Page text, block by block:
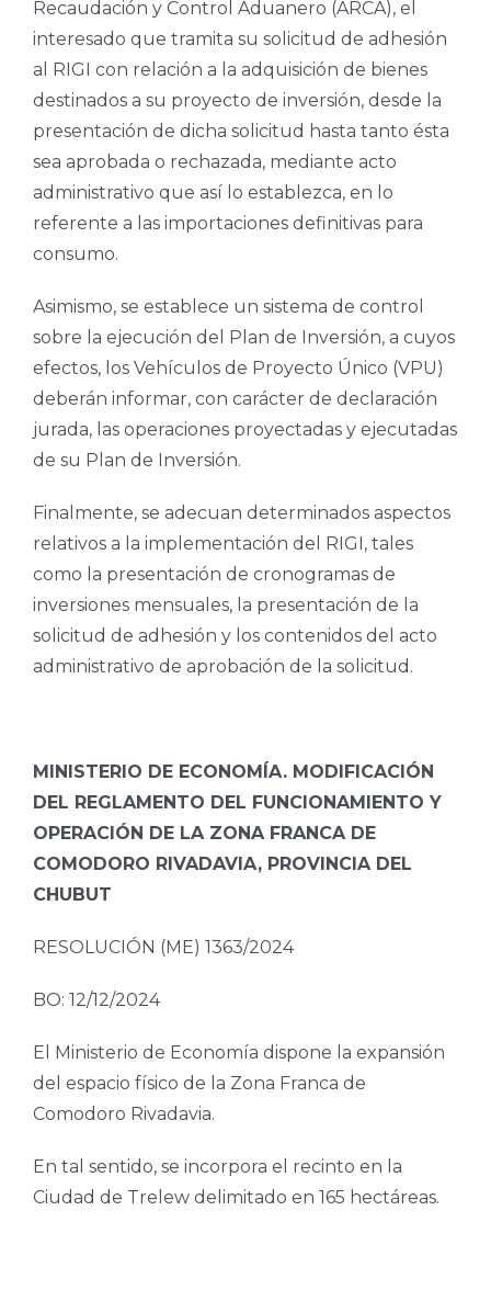
Recaudación y Control Aduanero (ARCA), el
interesado que tramita su solicitud de adhesión
al RIGI con relación a la adquisición de bienes
destinados a su proyecto de inversión, desde la
presentación de dicha solicitud hasta tanto ésta
sea aprobada o rechazada, mediante acto
administrativo que así lo establezca, en lo
referente a las importaciones definitivas para
consumo.
Asimismo, se establece un sistema de control
sobre la ejecución del Plan de Inversión, a cuyos
efectos, los Vehículos de Proyecto Único (VPU)
deberán informar, con carácter de declaración
jurada, las operaciones proyectadas y ejecutadas
de su Plan de Inversión.
Finalmente, se adecuan determinados aspectos
relativos a la implementación del RIGI, tales
como la presentación de cronogramas de
inversiones mensuales, la presentación de la
solicitud de adhesión y los contenidos del acto
administrativo de aprobación de la solicitud.
MINISTERIO DE ECONOMÍA. MODIFICACIÓN
DEL REGLAMENTO DEL FUNCIONAMIENTO Y
OPERACIÓN DE LA ZONA FRANCA DE
COMODORO RIVADAVIA, PROVINCIA DEL
CHUBUT
RESOLUCIÓN (ME) 1363/2024
BO: 12/12/2024
El Ministerio de Economía dispone la expansión
del espacio físico de la Zona Franca de
Comodoro Rivadavia.
En tal sentido, se incorpora el recinto en la
Ciudad de Trelew delimitado en 165 hectáreas.